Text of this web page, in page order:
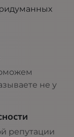
не у
репутации